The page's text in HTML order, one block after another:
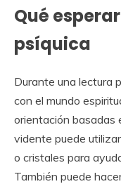
Qué
psíquica
Durante una lectura
con el mundo
orientación basadas
vidente puede
o cristales para
También puede